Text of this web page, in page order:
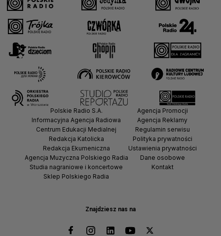
Znajdziesz nas na
Polskie Radio S.A.
Informacyjna Agencja Radiowa
Centrum Edukacji Medialnej
Redakcja Katolicka
Redakcja Ekumeniczna
Agencja Muzyczna Polskiego Radia
Studia nagraniowe i koncertowe
Sklep Polskiego Radia
Agencja Promocji
Agencja Reklamy
Regulamin serwisu
Polityka prywatności
Ustawienia prywatności
Dane osobowe
Kontakt